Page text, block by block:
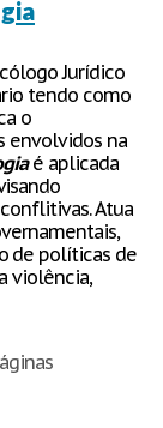
Jurídico
tendo como
o
envolvidos na
é aplicada
Atua
de políticas de
violência,